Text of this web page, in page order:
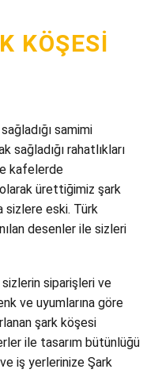
KÖŞESI
samimi
rahatlıkları
kafelerde
ürettiğimiz şark
sizlere eski. Türk
desenler ile sizleri
sizlerin siparişleri ve
ve uyumlarına göre
şark köşesi
ile tasarım bütünlüğü
iş yerlerinize Şark